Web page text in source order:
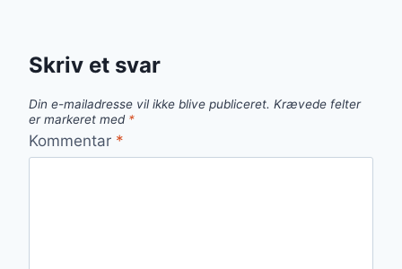
Skriv et svar
Din e-mailadresse vil ikke blive publiceret. Krævede felter
er markeret med *
Kommentar *